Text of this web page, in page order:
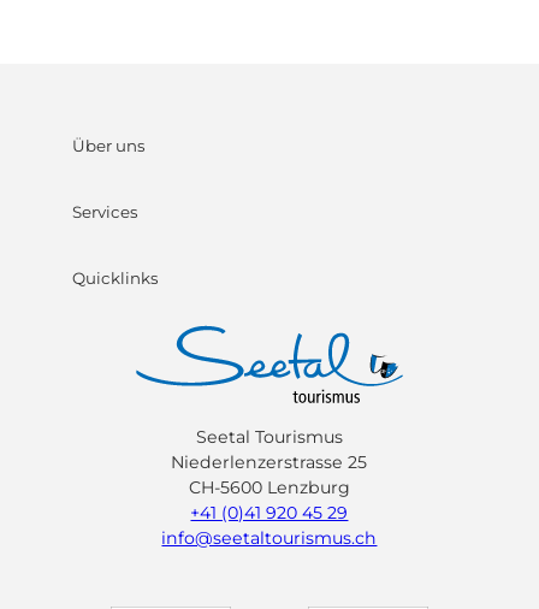
Über uns
Services
Quicklinks
Seetal Tourismus
Niederlenzerstrasse 25
CH-5600 Lenzburg
+41 (0)41 920 45 29
info@seetaltourismus.ch